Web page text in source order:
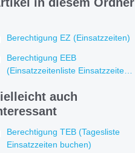
Berechtigung EZ (Einsatzzeiten)
Berechtigung EEB
(Einsatzzeitenliste Einsatzzeiten
auch
Berechtigung TEB (Tagesliste
Einsatzzeiten buchen)